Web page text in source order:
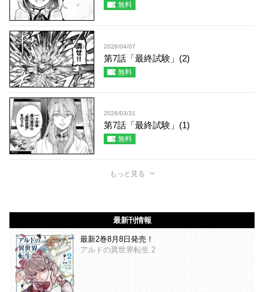
無料
2026/04/07
第7話「最終試験」(2)
無料
2026/03/31
第7話「最終試験」(1)
無料
もっと見る
最新刊情報
最新2巻8月8日発売！
アルドの異世界転生 2